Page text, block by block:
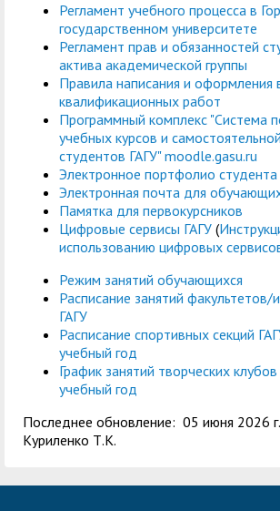
Регламент учебного процесса в
государственном университете
Регламент прав и обязанностей
актива академической группы
Правила написания и оформления
квалификационных работ
Программный комплекс "Система
учебных курсов и
студентов ГАГУ" moodle.gasu.ru
Электронное портфолио студента
Электронная почта для
Памятка для первокурсников
Цифровые сервисы ГАГУ (
использованию цифровых
Режим занятий обучающихся
Расписание занятий
ГАГУ
Расписание спортивных секций
учебный год
График занятий творческих
учебный год
Последнее обновление: 05 июня 2026
Куриленко Т.К.